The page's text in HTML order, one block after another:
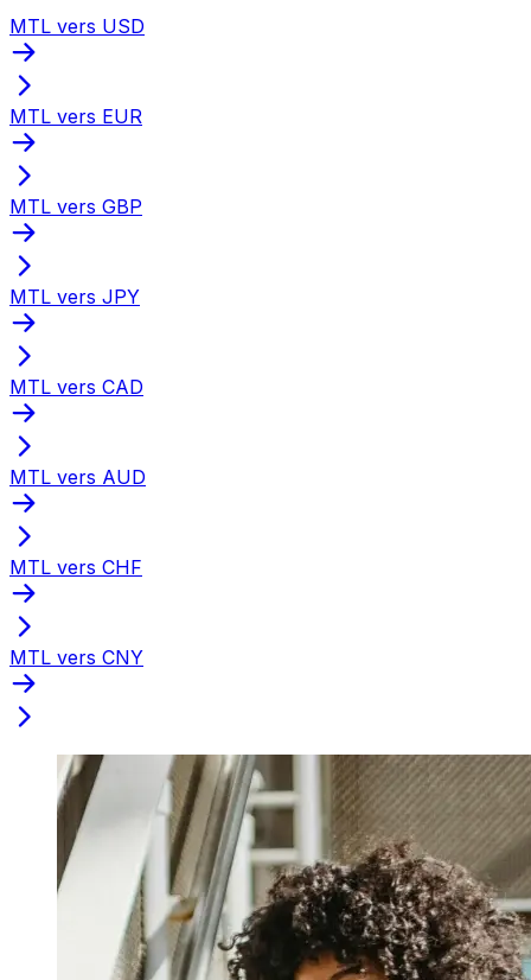
MTL vers USD
MTL vers EUR
MTL vers GBP
MTL vers JPY
MTL vers CAD
MTL vers AUD
MTL vers CHF
MTL vers CNY